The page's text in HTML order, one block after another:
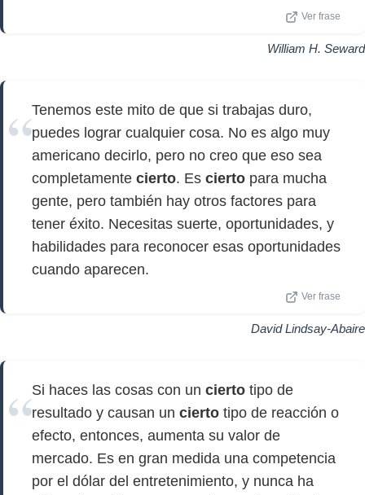
Ver frase
William H. Seward
Tenemos este mito de que si trabajas duro,
puedes lograr cualquier cosa. No es algo muy
americano decirlo, pero no creo que eso sea
completamente cierto. Es cierto para mucha
gente, pero también hay otros factores para
tener éxito. Necesitas suerte, oportunidades, y
habilidades para reconocer esas oportunidades
cuando aparecen.
Ver frase
David Lindsay-Abaire
Si haces las cosas con un cierto tipo de
resultado y causan un cierto tipo de reacción o
efecto, entonces, aumenta su valor de
mercado. Es en gran medida una competencia
por el dólar del entretenimiento, y nunca ha